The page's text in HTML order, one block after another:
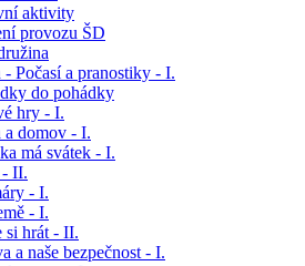
aktivity
provozu ŠD
- Počasí a pranostiky - I.
do pohádky
hry - I.
a domov - I.
má svátek - I.
II.
- I.
- I.
si hrát - II.
a naše bezpečnost - I.